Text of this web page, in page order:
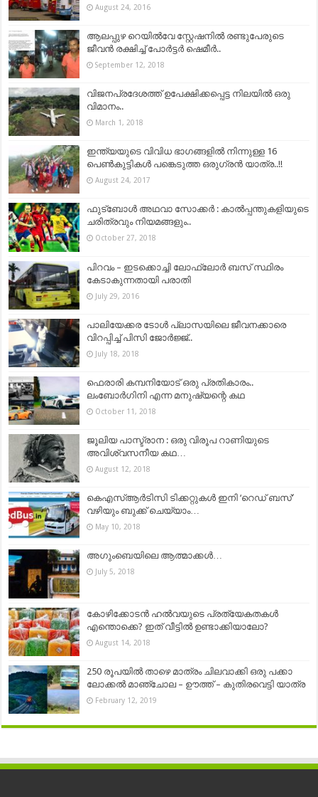
August 24, 2016
ആലപ്പുഴ റെയില്‍വേ സ്റ്റേഷനില്‍ രണ്ടുപേരുടെ
ജീവന്‍ രക്ഷിച്ച് പോര്‍ട്ടര്‍ ഷെമീർ..
September 12, 2018
വിജനപ്രദേശത്ത് ഉപേക്ഷിക്കപ്പെട്ട നിലയില്‍ ഒരു
വിമാനം..
March 1, 2018
ഇന്ത്യയുടെ വിവിധ ഭാഗങ്ങളിൽ നിന്നുള്ള 16
പെൺകുട്ടികൾ പങ്കെടുത്ത ഒരുഗ്രന്‍ യാത്ര..!!
August 24, 2017
ഫുട്‍ബോൾ അഥവാ സോക്കർ : കാൽപ്പന്തുകളിയുടെ
ചരിത്രവും നിയമങ്ങളും..
October 27, 2018
പിറവം – ഇടക്കൊച്ചി ലോഫ്ലോര്‍ ബസ് സ്ഥിരം
കേടാകുന്നതായി പരാതി
July 29, 2016
പാലിയേക്കര ടോള്‍ പ്ലാസയിലെ ജീവനക്കാരെ
വിറപ്പിച്ച് പിസി ജോര്‍ജ്ജ്..
July 18, 2018
ഫെരാരി കമ്പനിയോട് ഒരു പ്രതികാരം..
ലംബോർഗിനി എന്ന മനുഷ്യന്റെ കഥ
October 11, 2018
ജൂലിയ പാസ്ട്രാന : ഒരു വിരൂപ റാണിയുടെ
അവിശ്വസനീയ കഥ…
August 12, 2018
കെഎസ്ആർടിസി ടിക്കറ്റുകൾ ഇനി ‘റെഡ് ബസ്’
വഴിയും ബുക്ക് ചെയ്യാം…
May 10, 2018
അഗുംബെയിലെ ആത്മാക്കൾ…
July 5, 2018
കോഴിക്കോടൻ ഹൽവയുടെ പ്രത്യേകതകൾ
എന്തൊക്കെ? ഇത് വീട്ടിൽ ഉണ്ടാക്കിയാലോ?
August 14, 2018
250 രൂപയിൽ താഴെ മാത്രം ചിലവാക്കി ഒരു പക്കാ
ലോക്കൽ മാഞ്ചോല – ഊത്ത് – കുതിരവെട്ടി യാത്ര
February 12, 2019